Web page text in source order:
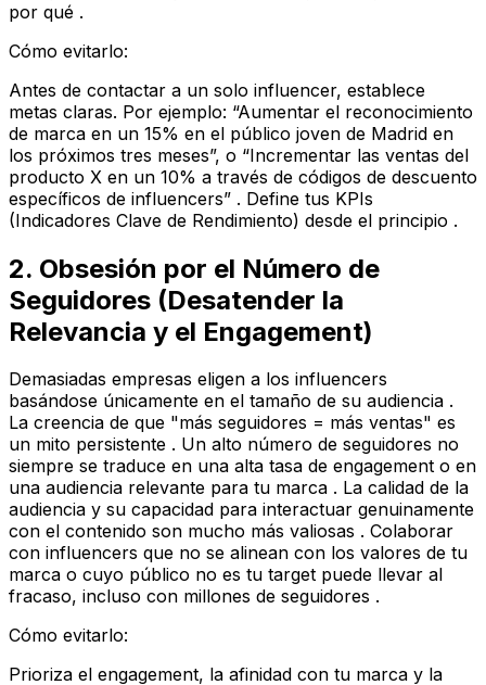
por qué .
Cómo evitarlo:
Antes de contactar a un solo influencer, establece
metas claras. Por ejemplo: “Aumentar el reconocimiento
de marca en un 15% en el público joven de Madrid en
los próximos tres meses”, o “Incrementar las ventas del
producto X en un 10% a través de códigos de descuento
específicos de influencers” . Define tus KPIs
(Indicadores Clave de Rendimiento) desde el principio .
2. Obsesión por el Número de
Seguidores (Desatender la
Relevancia y el Engagement)
Demasiadas empresas eligen a los influencers
basándose únicamente en el tamaño de su audiencia .
La creencia de que "más seguidores = más ventas" es
un mito persistente . Un alto número de seguidores no
siempre se traduce en una alta tasa de engagement o en
una audiencia relevante para tu marca . La calidad de la
audiencia y su capacidad para interactuar genuinamente
con el contenido son mucho más valiosas . Colaborar
con influencers que no se alinean con los valores de tu
marca o cuyo público no es tu target puede llevar al
fracaso, incluso con millones de seguidores .
Cómo evitarlo:
Prioriza el engagement, la afinidad con tu marca y la